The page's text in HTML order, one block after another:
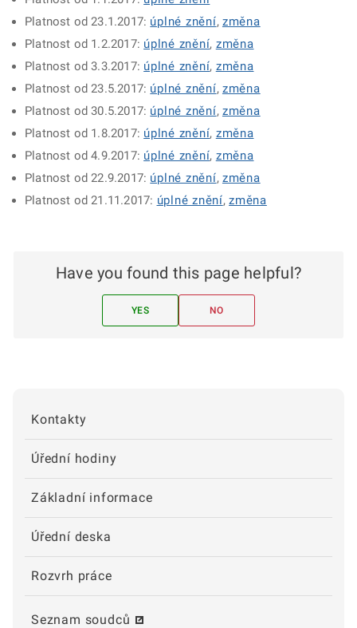
Kontakty
Úřední hodiny
Základní informace
Úřední deska
Rozvrh práce
Seznam soudců
Platnost od 23.1.2017: úplné znění, změna
Platnost od 1.2.2017: úplné znění, změna
Platnost od 3.3.2017: úplné znění, změna
Platnost od 23.5.2017: úplné znění, změna
Platnost od 30.5.2017: úplné znění, změna
Platnost od 1.8.2017: úplné znění, změna
Platnost od 4.9.2017: úplné znění, změna
Platnost od 22.9.2017: úplné znění, změna
Platnost od 21.11.2017: úplné znění,změna
Have you found this page helpful?
YES NO